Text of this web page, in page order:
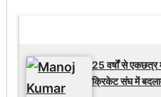
25 वर्षों से एकछत्र
क्रिकेट संघ में